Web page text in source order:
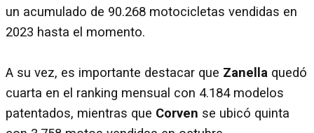
un acumulado de 90.268 motocicletas vendidas en
2023 hasta el momento.
A su vez, es importante destacar que Zanella quedó
cuarta en el ranking mensual con 4.184 modelos
patentados, mientras que Corven se ubicó quinta